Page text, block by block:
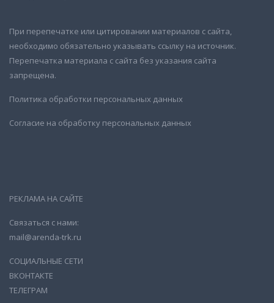
При перепечатке или цитировании материалов с сайта,
необходимо обязательно указывать ссылку на источник.
Перепечатка материала с сайта без указания сайта
запрещена.
Политика обработки персональных данных
Согласие на обработку персональных данных
РЕКЛАМА НА САЙТЕ
Связаться с нами:
mail@arenda-trk.ru
СОЦИАЛЬНЫЕ СЕТИ
ВКОНТАКТЕ
ТЕЛЕГРАМ